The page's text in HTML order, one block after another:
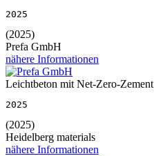
2025
(2025)
Prefa GmbH
nähere Informationen
Leichtbeton mit Net-Zero-Zement
2025
(2025)
Heidelberg materials
nähere Informationen